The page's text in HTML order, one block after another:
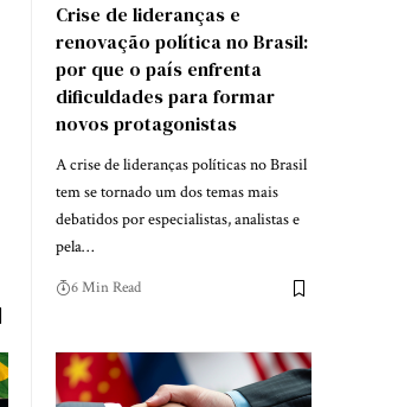
Crise de lideranças e
renovação política no Brasil:
por que o país enfrenta
dificuldades para formar
novos protagonistas
A crise de lideranças políticas no Brasil
tem se tornado um dos temas mais
debatidos por especialistas, analistas e
pela…
6 Min Read